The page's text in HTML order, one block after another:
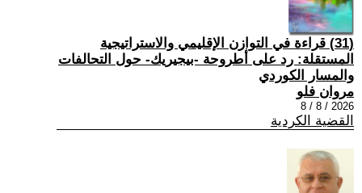
(31) قراءة في التوازن الإقليمي والاستراتيجية
المستقلة: رد على أطروحة -بيجيريك- حول التحالفات
والمسار الكوردي
مروان فلو
2026 / 8 / 8
القضية الكردية